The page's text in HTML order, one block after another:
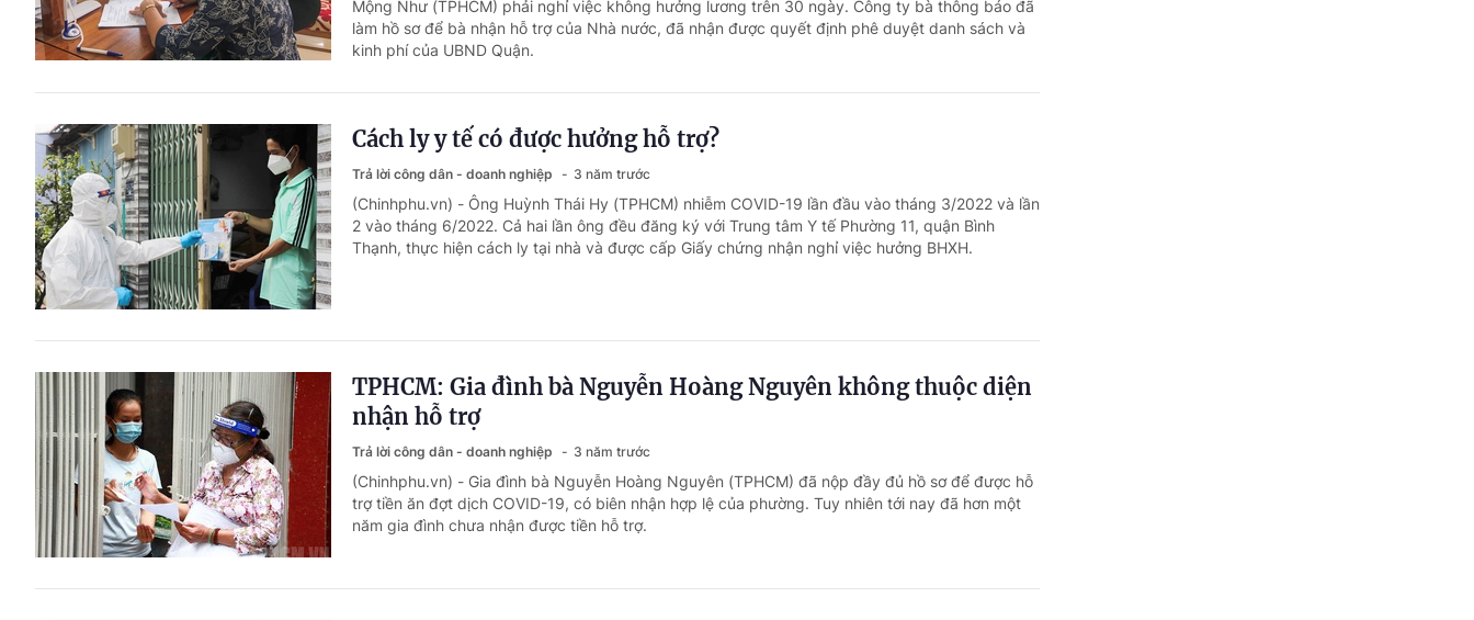
Mộng Như (TPHCM) phải nghỉ việc không hưởng lương trên 30 ngày. Công ty bà thông báo đã
làm hồ sơ để bà nhận hỗ trợ của Nhà nước, đã nhận được quyết định phê duyệt danh sách và
kinh phí của UBND Quận.
Cách ly y tế có được hưởng hỗ trợ?
Trả lời công dân - doanh nghiệp 3 năm trước
(Chinhphu.vn) - Ông Huỳnh Thái Hy (TPHCM) nhiễm COVID-19 lần đầu vào tháng 3/2022 và lần
2 vào tháng 6/2022. Cả hai lần ông đều đăng ký với Trung tâm Y tế Phường 11, quận Bình
Thạnh, thực hiện cách ly tại nhà và được cấp Giấy chứng nhận nghỉ việc hưởng BHXH.
TPHCM: Gia đình bà Nguyễn Hoàng Nguyên không thuộc diện
nhận hỗ trợ
Trả lời công dân - doanh nghiệp 3 năm trước
(Chinhphu.vn) - Gia đình bà Nguyễn Hoàng Nguyên (TPHCM) đã nộp đầy đủ hồ sơ để được hỗ
trợ tiền ăn đợt dịch COVID-19, có biên nhận hợp lệ của phường. Tuy nhiên tới nay đã hơn một
năm gia đình chưa nhận được tiền hỗ trợ.